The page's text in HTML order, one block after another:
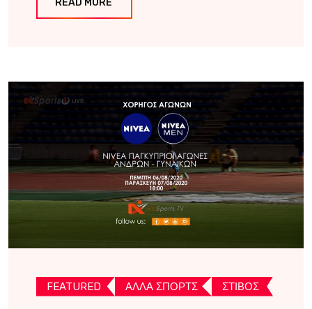
READ MORE
FEATURED ΑΛΛΑ ΣΠΟΡΤΣ ΣΤΙΒΟΣ